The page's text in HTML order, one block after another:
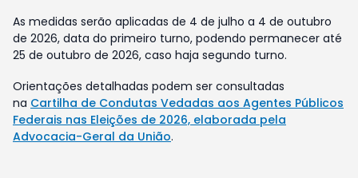
As medidas serão aplicadas de 4 de julho a 4 de outubro
de 2026, data do primeiro turno, podendo permanecer até
25 de outubro de 2026, caso haja segundo turno.
Orientações detalhadas podem ser consultadas
na Cartilha de Condutas Vedadas aos Agentes Públicos
Federais nas Eleições de 2026, elaborada pela
Advocacia-Geral da União.